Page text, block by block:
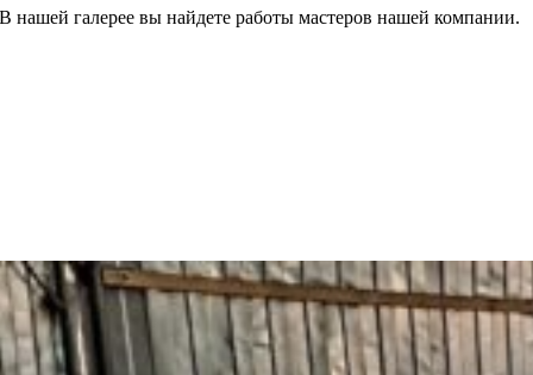
В нашей галерее вы найдете работы мастеров нашей компании.